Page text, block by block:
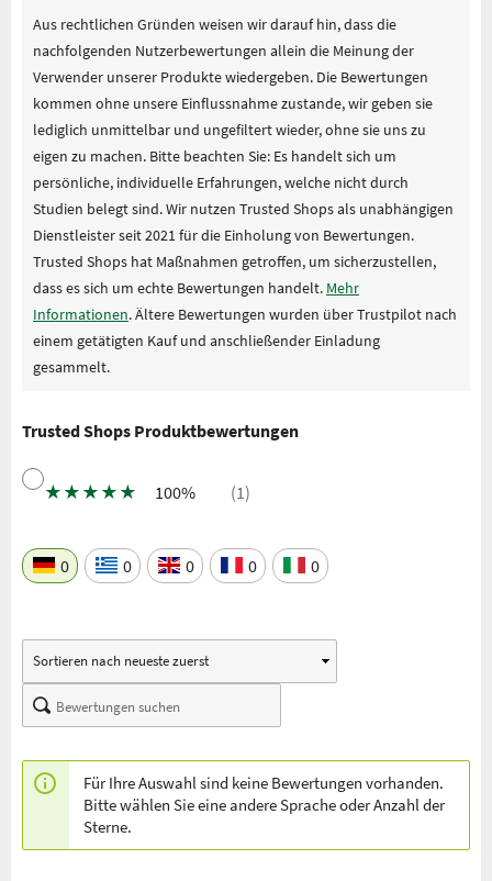
Aus rechtlichen Gründen weisen wir darauf hin, dass die
nachfolgenden Nutzerbewertungen allein die Meinung der
Verwender unserer Produkte wiedergeben. Die Bewertungen
kommen ohne unsere Einflussnahme zustande, wir geben sie
lediglich unmittelbar und ungefiltert wieder, ohne sie uns zu
eigen zu machen. Bitte beachten Sie: Es handelt sich um
persönliche, individuelle Erfahrungen, welche nicht durch
Studien belegt sind. Wir nutzen Trusted Shops als unabhängigen
Dienstleister seit 2021 für die Einholung von Bewertungen.
Trusted Shops hat Maßnahmen getroffen, um sicherzustellen,
dass es sich um echte Bewertungen handelt. Mehr
Informationen. Ältere Bewertungen wurden über Trustpilot nach
einem getätigten Kauf und anschließender Einladung
gesammelt.
Trusted Shops Produktbewertungen
★ ★ ★ ★ ★ 100% (1)
0 0 0 0 0
Für Ihre Auswahl sind keine Bewertungen vorhanden.
Bitte wählen Sie eine andere Sprache oder Anzahl der
Sterne.